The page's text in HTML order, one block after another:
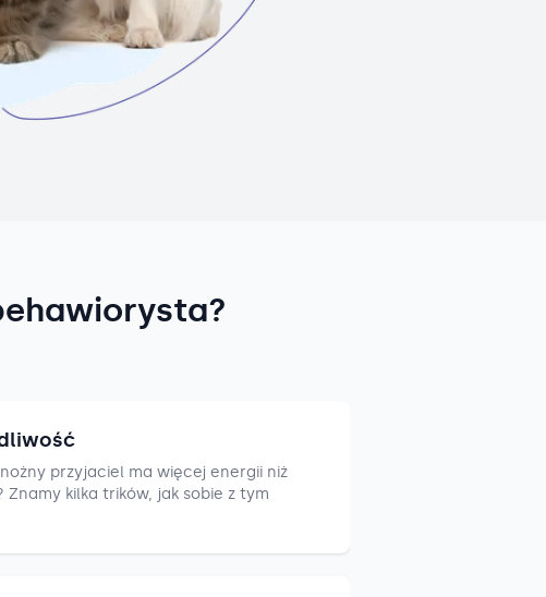
przyjaciel ma więcej energii niż
Znamy kilka trików, jak sobie z tym